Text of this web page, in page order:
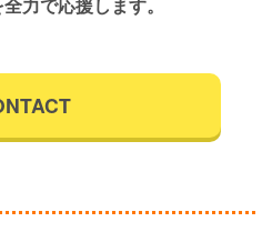
力で応援します。